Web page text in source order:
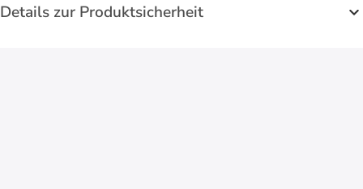
Details zur Produktsicherheit